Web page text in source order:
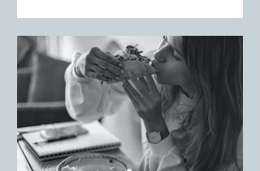
iubire și nevoie , între apropiere și
dependență, între maturitate și
idealizare. În esență, există două feluri
de relații: relația imatu